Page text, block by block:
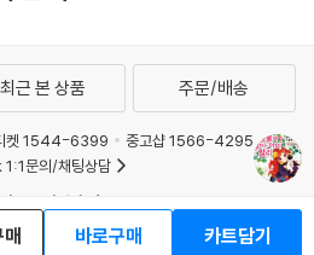
바로구매 카트담기
최근 본 상품 주문/배송
켓 1544-6399
중고샵 1566-4295
문의/채팅상담
(주) 사업자 정보
보처리방침
청소년보호정책